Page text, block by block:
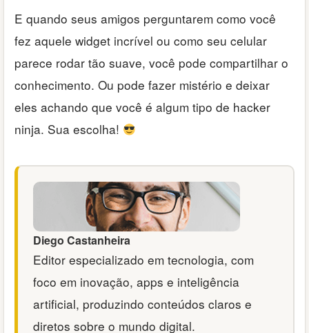
E quando seus amigos perguntarem como você
fez aquele widget incrível ou como seu celular
parece rodar tão suave, você pode compartilhar o
conhecimento. Ou pode fazer mistério e deixar
eles achando que você é algum tipo de hacker
ninja. Sua escolha!
Diego Castanheira
Editor especializado em tecnologia, com
foco em inovação, apps e inteligência
artificial, produzindo conteúdos claros e
diretos sobre o mundo digital.